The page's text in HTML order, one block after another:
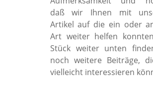
daß wir Ihnen mit
Artikel auf die ein oder
Art weiter helfen
Stück weiter unten
noch weitere Beiträge,
vielleicht interessieren